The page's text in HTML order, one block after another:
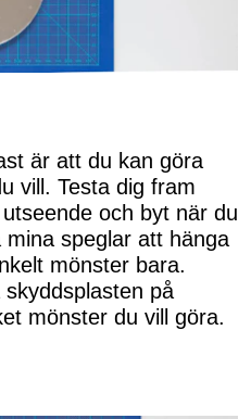
är att du kan göra
vill. Testa dig fram
och byt när du
speglar att hänga
mönster bara.
på
mönster du vill göra.